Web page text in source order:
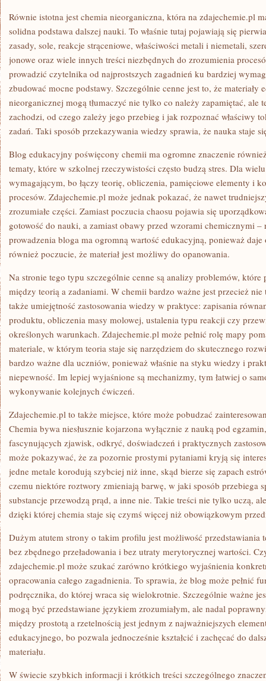
Równie istotna jest chemia nieorganiczna, która na zdajechemie.pl
solidna podstawa dalszej nauki. To właśnie tutaj pojawiają się
zasady, sole, reakcje strąceniowe, właściwości metali i niemetali,
jonowe oraz wiele innych treści niezbędnych do zrozumienia
prowadzić czytelnika od najprostszych zagadnień ku bardziej
zbudować mocne podstawy. Szczególnie cenne jest to, że materiały
nieorganicznej mogą tłumaczyć nie tylko co należy zapamiętać, ale
zachodzi, od czego zależy jego przebieg i jak rozpoznać właściwy
zadań. Taki sposób przekazywania wiedzy sprawia, że nauka staje
Blog edukacyjny poświęcony chemii ma ogromne znaczenie
tematy, które w szkolnej rzeczywistości często budzą stres. Dla
wymagającym, bo łączy teorię, obliczenia, pamięciowe elementy i
procesów. Zdajechemie.pl może jednak pokazać, że nawet
zrozumiałe części. Zamiast poczucia chaosu pojawia się
gotowość do nauki, a zamiast obawy przed wzorami chemicznymi –
prowadzenia bloga ma ogromną wartość edukacyjną, ponieważ
również poczucie, że materiał jest możliwy do opanowania.
Na stronie tego typu szczególnie cenne są analizy problemów, które
między teorią a zadaniami. W chemii bardzo ważne jest przecież
także umiejętność zastosowania wiedzy w praktyce: zapisania
produktu, obliczenia masy molowej, ustalenia typu reakcji czy
określonych warunkach. Zdajechemie.pl może pełnić rolę mapy
materiale, w którym teoria staje się narzędziem do skutecznego
bardzo ważne dla uczniów, ponieważ właśnie na styku wiedzy i
niepewność. Im lepiej wyjaśnione są mechanizmy, tym łatwiej o
wykonywanie kolejnych ćwiczeń.
Zdajechemie.pl to także miejsce, które może pobudzać
Chemia bywa niesłusznie kojarzona wyłącznie z nauką pod
fascynujących zjawisk, odkryć, doświadczeń i praktycznych
może pokazywać, że za pozornie prostymi pytaniami kryją się
jedne metale korodują szybciej niż inne, skąd bierze się zapach
czemu niektóre roztwory zmieniają barwę, w jaki sposób przebiega
substancje przewodzą prąd, a inne nie. Takie treści nie tylko uczą,
dzięki której chemia staje się czymś więcej niż obowiązkowym
Dużym atutem strony o takim profilu jest możliwość przedstawiania
bez zbędnego przeładowania i bez utraty merytorycznej wartości.
zdajechemie.pl może szukać zarówno krótkiego wyjaśnienia
opracowania całego zagadnienia. To sprawia, że blog może pełnić
podręcznika, do której wraca się wielokrotnie. Szczególnie ważne
mogą być przedstawiane językiem zrozumiałym, ale nadal
między prostotą a rzetelnością jest jednym z najważniejszych
edukacyjnego, bo pozwala jednocześnie kształcić i zachęcać do
materiału.
W świecie szybkich informacji i krótkich treści szczególnego